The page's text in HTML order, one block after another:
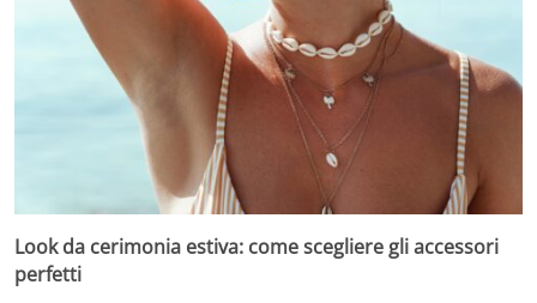
Look da cerimonia estiva: come scegliere gli accessori
perfetti